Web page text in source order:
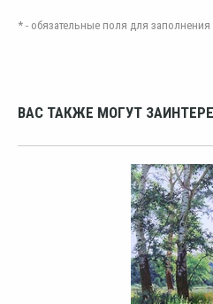
* - обязательные поля для заполнения
ВАС ТАКЖЕ МОГУТ